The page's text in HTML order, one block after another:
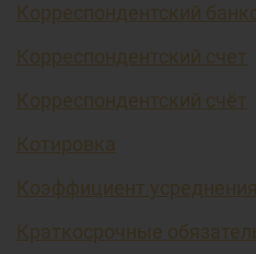
Корреспондентский
Корреспондентский счет
Корреспондентский счёт
Котировка
Коэффициент усреднения
Краткосрочные